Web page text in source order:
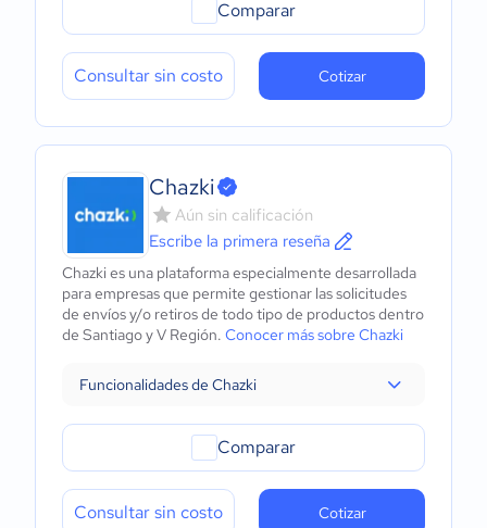
Comparar
Consultar sin costo Cotizar
Chazki
Aún sin calificación
Escribe la primera reseña
Chazki es una plataforma especialmente desarrollada
para empresas que permite gestionar las solicitudes
de envíos y/o retiros de todo tipo de productos dentro
de Santiago y V Región. Conocer más sobre Chazki
Funcionalidades de Chazki
Comparar
Consultar sin costo Cotizar